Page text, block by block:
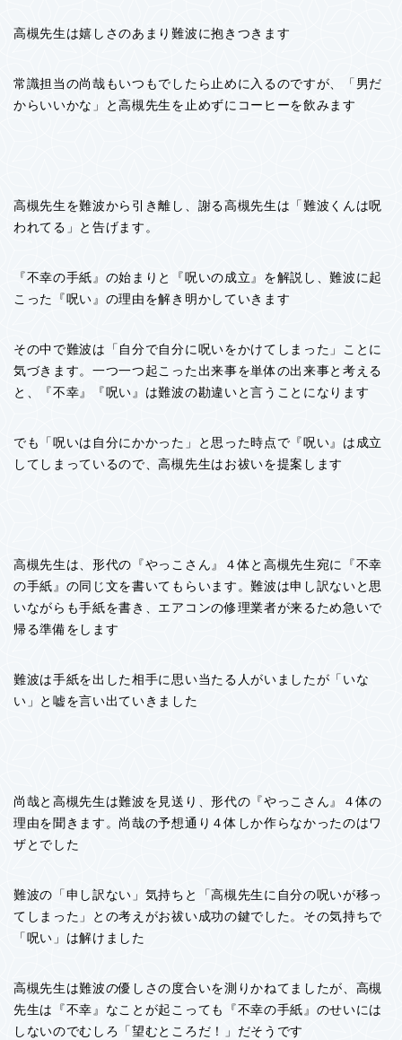
高槻先生は嬉しさのあまり難波に抱きつきます
常識担当の尚哉もいつもでしたら止めに入るのですが、「男だ
からいいかな」と高槻先生を止めずにコーヒーを飲みます
高槻先生を難波から引き離し、謝る高槻先生は「難波くんは呪
われてる」と告げます。
『不幸の手紙』の始まりと『呪いの成立』を解説し、難波に起
こった『呪い』の理由を解き明かしていきます
その中で難波は「自分で自分に呪いをかけてしまった」ことに
気づきます。一つ一つ起こった出来事を単体の出来事と考える
と、『不幸』『呪い』は難波の勘違いと言うことになります
でも「呪いは自分にかかった」と思った時点で『呪い』は成立
してしまっているので、高槻先生はお祓いを提案します
高槻先生は、形代の『やっこさん』４体と高槻先生宛に『不幸
の手紙』の同じ文を書いてもらいます。難波は申し訳ないと思
いながらも手紙を書き、エアコンの修理業者が来るため急いで
帰る準備をします
難波は手紙を出した相手に思い当たる人がいましたが「いな
い」と嘘を言い出ていきました
尚哉と高槻先生は難波を見送り、形代の『やっこさん』４体の
理由を聞きます。尚哉の予想通り４体しか作らなかったのはワ
ザとでした
難波の「申し訳ない」気持ちと「高槻先生に自分の呪いが移っ
てしまった」との考えがお祓い成功の鍵でした。その気持ちで
「呪い」は解けました
高槻先生は難波の優しさの度合いを測りかねてましたが、高槻
先生は『不幸』なことが起こっても『不幸の手紙』のせいには
しないのでむしろ「望むところだ！」だそうです